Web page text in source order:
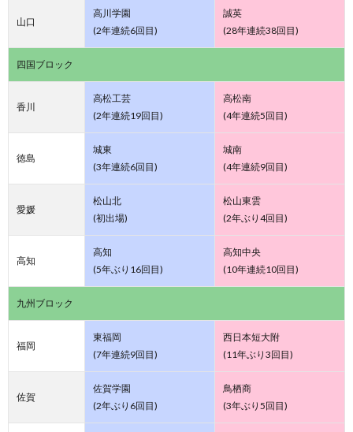
山口
高川学園
(2年連続6回目)
誠英
(28年連続38回目)
四国ブロック
香川
高松工芸
(2年連続19回目)
高松南
(4年連続5回目)
徳島
城東
(3年連続6回目)
城南
(4年連続9回目)
愛媛
松山北
(初出場)
松山東雲
(2年ぶり4回目)
高知
高知
(5年ぶり16回目)
高知中央
(10年連続10回目)
九州ブロック
福岡
東福岡
(7年連続9回目)
西日本短大附
(11年ぶり3回目)
佐賀
佐賀学園
(2年ぶり6回目)
鳥栖商
(3年ぶり5回目)